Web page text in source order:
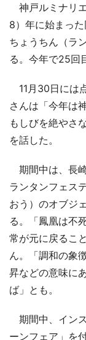
神戸ルミナリ
8）年に始まっ
ちょうちん（ラ
る。今年で25回
11月30日には
さんは「今年は
もしびを絶やさ
を話した。
期間中は、長
ランタンフェス
おう）のオブジ
る。「鳳凰は不
常が元に戻るこ
ん。「調和の象
昇などの意味に
ば」とも。
期間中、イン
ーンフェア」を